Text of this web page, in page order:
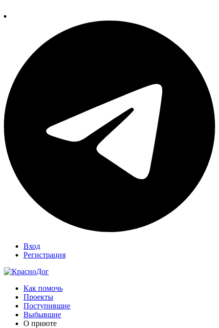
Вход
Регистрация
Как помочь
Проекты
Поступившие
Выбывшие
О приюте